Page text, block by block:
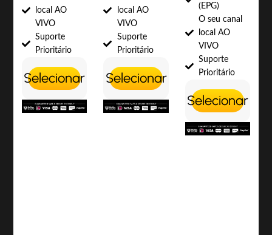
local AO
VIVO
Suporte
Prioritário
Selecionar
local AO
VIVO
Suporte
Prioritário
Selecionar
(EPG)
O seu canal
local AO
VIVO
Suporte
Prioritário
Selecionar